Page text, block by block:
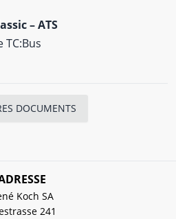
– ATS
DOCUMENTS
Koch SA
241